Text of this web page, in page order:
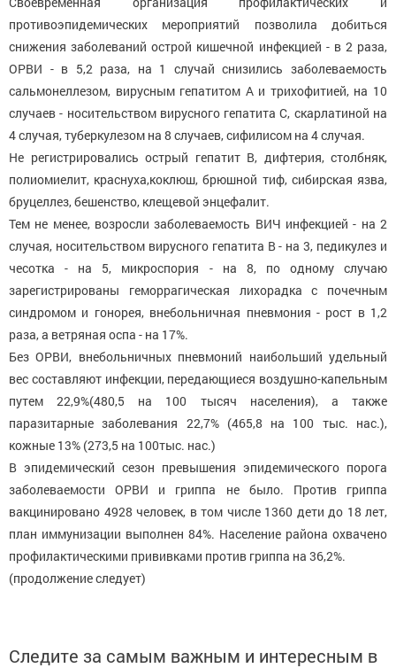
противоэпидемических мероприятий позволила добиться
снижения заболеваний острой кишечной инфекцией - в 2 раза,
ОРВИ - в 5,2 раза, на 1 случай снизились заболеваемость
сальмонеллезом, вирусным гепатитом А и трихофитией, на 10
случаев - носительством вирусного гепатита С, скарлатиной на
4 случая, туберкулезом на 8 случаев, сифилисом на 4 случая.
Не регистрировались острый гепатит В, дифтерия, столбняк,
полиомиелит, краснуха,коклюш, брюшной тиф, сибирская язва,
бруцеллез, бешенство, клещевой энцефалит.
Тем не менее, возросли заболеваемость ВИЧ инфекцией - на 2
случая, носительством вирусного гепатита В - на 3, педикулез и
чесотка - на 5, микроспория - на 8, по одному случаю
зарегистрированы геморрагическая лихорадка с почечным
синдромом и гонорея, внебольничная пневмония - рост в 1,2
раза, а ветряная оспа - на 17%.
Без ОРВИ, внебольничных пневмоний наибольший удельный
вес составляют инфекции, передающиеся воздушно-капельным
путем 22,9%(480,5 на 100 тысяч населения), а также
паразитарные заболевания 22,7% (465,8 на 100 тыс. нас.),
кожные 13% (273,5 на 100тыс. нас.)
В эпидемический сезон превышения эпидемического порога
заболеваемости ОРВИ и гриппа не было. Против гриппа
вакцинировано 4928 человек, в том числе 1360 дети до 18 лет,
план иммунизации выполнен 84%. Население района охвачено
профилактическими прививками против гриппа на 36,2%.
(продолжение следует)
Следите за самым важным и интересным в